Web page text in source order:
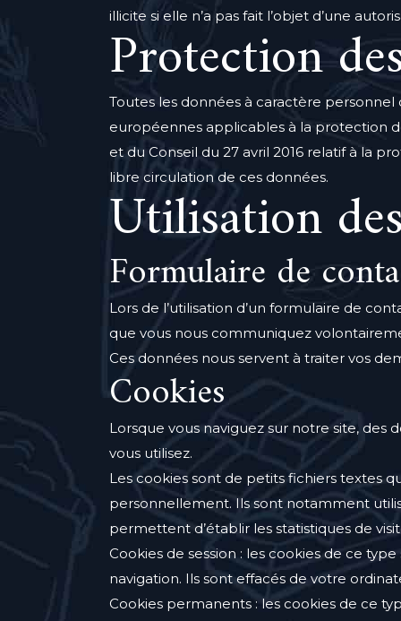
illicite si elle n’a pas fait l’objet d’une
Protection
Toutes les données à caractère
européennes applicables à la protection
et du Conseil du 27 avril 2016 relatif à la
libre circulation de ces données.
Utilisation
Formulaire de
Lors de l’utilisation d’un formulaire de
que vous nous communiquez
Ces données nous servent à traiter vos
Cookies
Lorsque vous naviguez sur notre site, des
vous utilisez.
Les cookies sont de petits fichiers textes
personnellement. Ils sont notamment
permettent d’établir les statistiques de
Cookies de session : les cookies de ce
navigation. Ils sont effacés de votre
Cookies permanents : les cookies de ce